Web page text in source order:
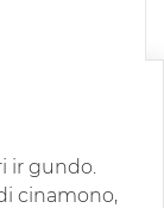
ir gundo.
cinamono,